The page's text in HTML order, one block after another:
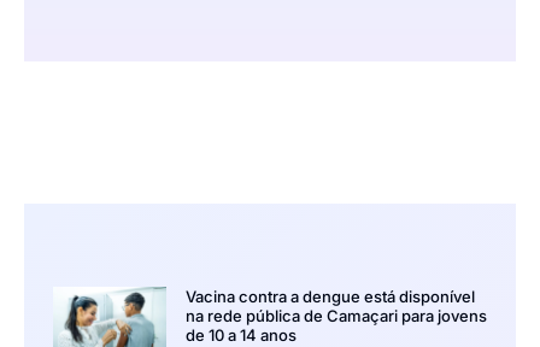
Vacina contra a dengue está disponível
na rede pública de Camaçari para jovens
de 10 a 14 anos